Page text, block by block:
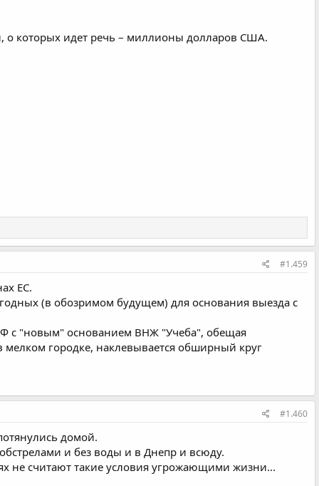
о которых идет речь – миллионы долларов США.
#1.459
ЕС.
(в обозримом будущем) для основания выезда с
с "новым" основанием ВНЖ "Учеба", обещая
городке, наклевывается обширный круг
#1.460
домой.
и без воды и в Днепр и всюду.
не считают такие условия угрожающими жизни...